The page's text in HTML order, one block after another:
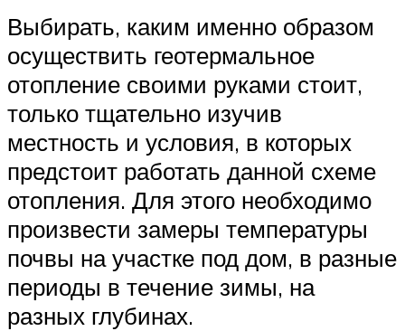
Выбирать, каким именно образом
осуществить геотермальное
отопление своими руками стоит,
только тщательно изучив
местность и условия, в которых
предстоит работать данной схеме
отопления. Для этого необходимо
произвести замеры температуры
почвы на участке под дом, в разные
периоды в течение зимы, на
разных глубинах.